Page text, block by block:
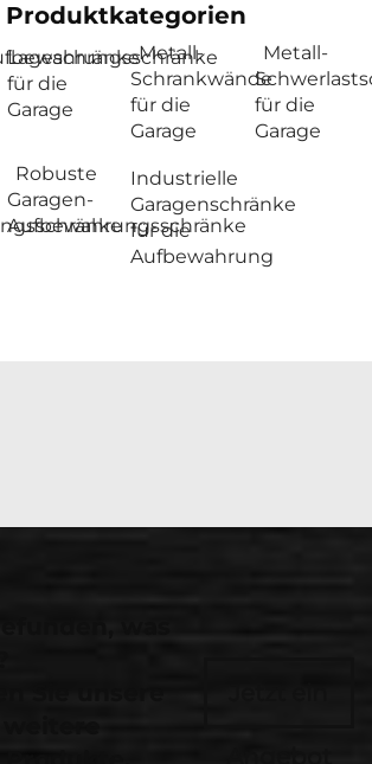
Lageschränke
für die
Garage
Metall-
Schrankwände
für die
Garage
Metall-
für die
Garage
Robuste
Garagen-
Aufbewahrungsschränke
Industrielle
Garagenschränke
für die
Aufbewahrung